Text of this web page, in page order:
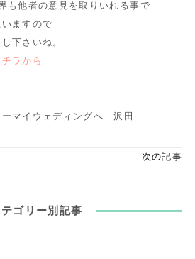
も他者の意見を取りいれる事で
ますので
下さいね。
ラから
マイウェディングへ 沢田
次の記事
テゴリー別記事